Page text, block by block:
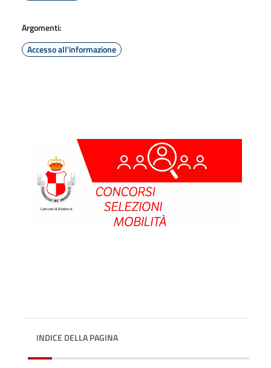
Argomenti:
Accesso all'informazione
INDICE DELLA PAGINA